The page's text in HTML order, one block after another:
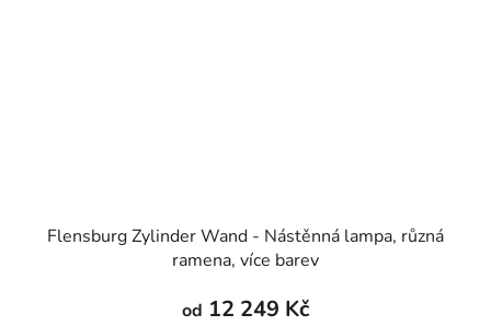
Flensburg Zylinder Wand - Nástěnná lampa, různá
ramena, více barev
od 12 249 Kč